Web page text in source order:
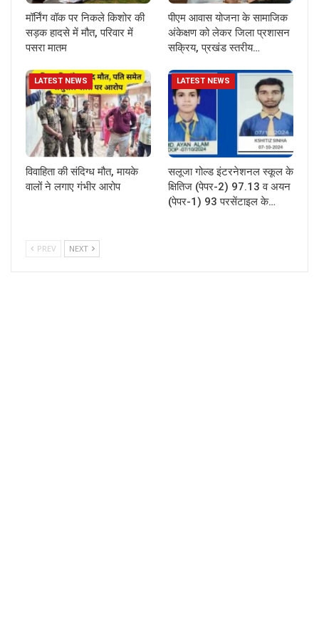
मॉर्निंग वॉक पर निकले किशोर की
सड़क हादसे में मौत, परिवार में
पसरा मातम
पीएम आवास योजना के सामाजिक
अंकेक्षण को लेकर जिला प्रशासन
सक्रिय, प्रखंड स्तरीय…
LATEST NEWS
विवाहिता की संदिग्ध मौत, मायके
वालों ने लगाए गंभीर आरोप
LATEST NEWS
सलूजा गोल्ड इंटरनेशनल स्कूल के
क्षितिज (पेपर-2) 97.13 व अयन
(पेपर-1) 93 परसेंटाइल के…
PREV NEXT